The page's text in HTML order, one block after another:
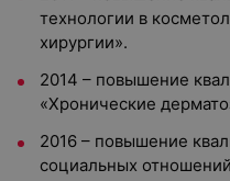
технологии в
хирургии».
2014 – повышение
«Хронические
2016 – повышение
социальных